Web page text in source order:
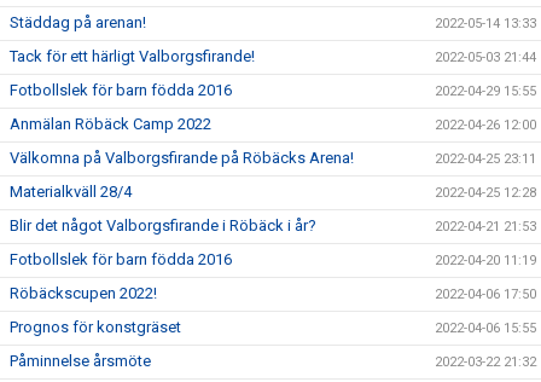
Städdag på arenan! 2022-05-14 13:33
Tack för ett härligt Valborgsfirande! 2022-05-03 21:44
Fotbollslek för barn födda 2016 2022-04-29 15:55
Anmälan Röbäck Camp 2022 2022-04-26 12:00
Välkomna på Valborgsfirande på Röbäcks Arena! 2022-04-25 23:11
Materialkväll 28/4 2022-04-25 12:28
Blir det något Valborgsfirande i Röbäck i år? 2022-04-21 21:53
Fotbollslek för barn födda 2016 2022-04-20 11:19
Röbäckscupen 2022! 2022-04-06 17:50
Prognos för konstgräset 2022-04-06 15:55
Påminnelse årsmöte 2022-03-22 21:32